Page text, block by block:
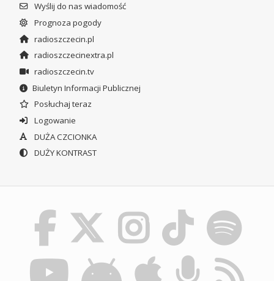
Wyślij do nas wiadomość
Prognoza pogody
radioszczecin.pl
radioszczecinextra.pl
radioszczecin.tv
Biuletyn Informacji Publicznej
Posłuchaj teraz
Logowanie
DUŻA CZCIONKA
DUŻY KONTRAST